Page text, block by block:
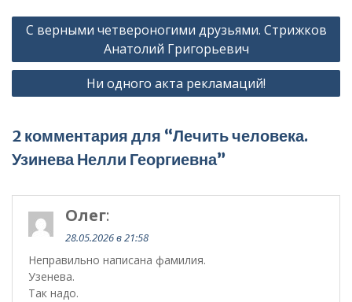
Навигация
записям
С верными четвероногими друзьями. Стрижков
Анатолий Григорьевич
Ни одного акта рекламаций!
2 комментария для “Лечить человека.
Узинева Нелли Георгиевна”
Олег:
28.05.2026 в 21:58
Неправильно написана фамилия.
Узенева.
Так надо.